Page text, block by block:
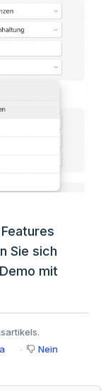
Sie sich
mit
Nein